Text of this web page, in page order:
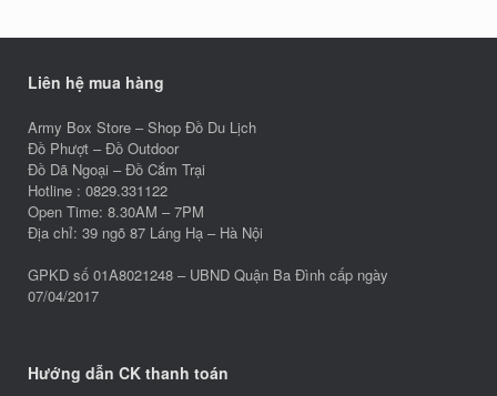
Liên hệ mua hàng
Army Box Store – Shop Đồ Du Lịch
Đồ Phượt – Đồ Outdoor
Đồ Dã Ngoại – Đồ Cắm Trại
Hotline : 0829.331122
Open Time: 8.30AM – 7PM
Địa chỉ: 39 ngõ 87 Láng Hạ – Hà Nội
GPKD số 01A8021248 – UBND Quận Ba Đình cấp ngày
07/04/2017
Hướng dẫn CK thanh toán